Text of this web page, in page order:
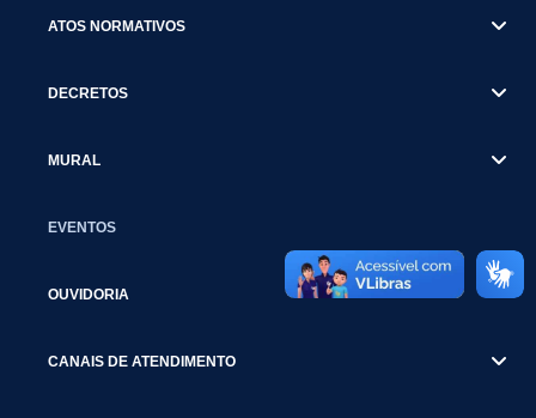
ATOS NORMATIVOS
DECRETOS
MURAL
EVENTOS
OUVIDORIA
CANAIS DE ATENDIMENTO